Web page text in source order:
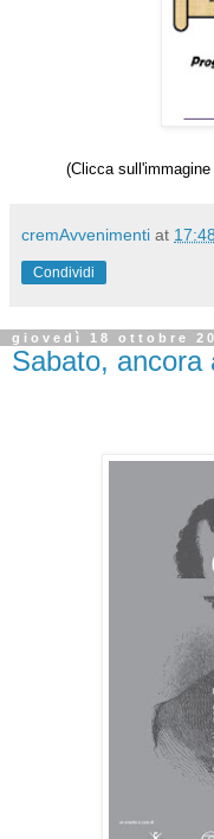
(Clicca
cremAvvenimenti at 17:48
Condividi
giovedì 18 ottobre
Sabato, ancora